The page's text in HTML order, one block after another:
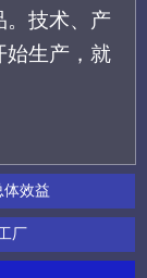
。技术、产
始生产，就
体效益
厂